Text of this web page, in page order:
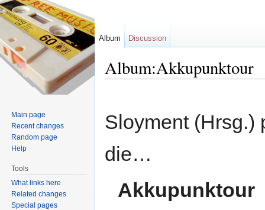
Album:Akkupunktour
Sloyment (Hrsg.)
die…
Akkupunktour
Album Discussion
Main page
Recent changes
Random page
Help
Tools
What links here
Related changes
Special pages